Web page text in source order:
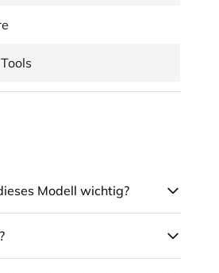
Modell wichtig?